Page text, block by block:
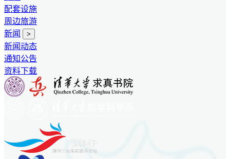
配套设施
周边旅游
新闻
>
新闻动态
通知公告
资料下载